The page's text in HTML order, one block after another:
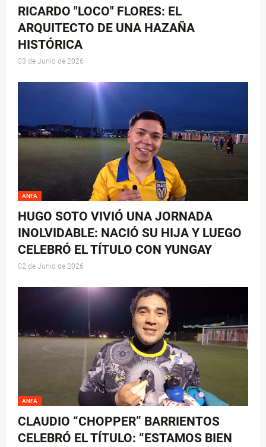
RICARDO "LOCO" FLORES: EL
ARQUITECTO DE UNA HAZAÑA
HISTÓRICA
03 de Junio de 2026
ANFA
HUGO SOTO VIVIÓ UNA JORNADA
INOLVIDABLE: NACIÓ SU HIJA Y LUEGO
CELEBRÓ EL TÍTULO CON YUNGAY
02 de Junio de 2026
ANFA
CLAUDIO “CHOPPER” BARRIENTOS
CELEBRÓ EL TÍTULO: “ESTAMOS BIEN